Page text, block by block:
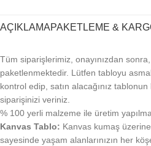
AÇIKLAMAPAKETLEME &
Tüm siparişlerimiz, onayınızdan
paketlenmektedir. Lütfen tabloyu
kontrol edip, satın alacağınız
siparişinizi veriniz.
% 100 yerli malzeme ile üretim
Kanvas Tablo: Kanvas kumaş
sayesinde yaşam alanlarınızın her